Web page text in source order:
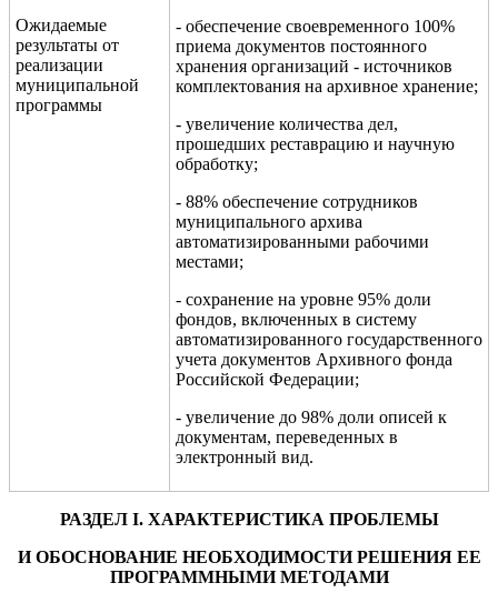
Ожидаемые
результаты от
реализации
муниципальной
программы
- обеспечение своевременного 100%
приема документов постоянного
хранения организаций - источников
комплектования на архивное хранение;
- увеличение количества дел,
прошедших реставрацию и научную
обработку;
- 88% обеспечение сотрудников
муниципального архива
автоматизированными рабочими
местами;
- сохранение на уровне 95% доли
фондов, включенных в систему
автоматизированного государственного
учета документов Архивного фонда
Российской Федерации;
- увеличение до 98% доли описей к
документам, переведенных в
электронный вид.
РАЗДЕЛ I. ХАРАКТЕРИСТИКА ПРОБЛЕМЫ
И ОБОСНОВАНИЕ НЕОБХОДИМОСТИ РЕШЕНИЯ ЕЕ
ПРОГРАММНЫМИ МЕТОДАМИ